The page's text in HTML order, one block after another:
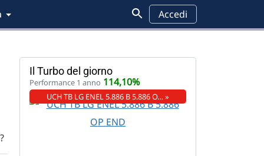
Accedi
Il Turbo del giorno
Performance 1 anno 114,10%
UCH TB LG ENEL 5.886 B 5.886 O… »